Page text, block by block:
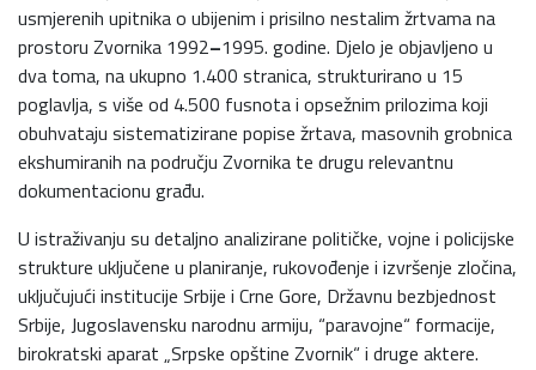
usmjerenih upitnika o ubijenim i prisilno nestalim žrtvama na
prostoru Zvornika 1992–1995. godine. Djelo je objavljeno u
dva toma, na ukupno 1.400 stranica, strukturirano u 15
poglavlja, s više od 4.500 fusnota i opsežnim prilozima koji
obuhvataju sistematizirane popise žrtava, masovnih grobnica
ekshumiranih na području Zvornika te drugu relevantnu
dokumentacionu građu.
U istraživanju su detaljno analizirane političke, vojne i policijske
strukture uključene u planiranje, rukovođenje i izvršenje zločina,
uključujući institucije Srbije i Crne Gore, Državnu bezbjednost
Srbije, Jugoslavensku narodnu armiju, “paravojne“ formacije,
birokratski aparat „Srpske opštine Zvornik“ i druge aktere.